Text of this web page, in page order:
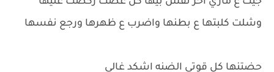
وشلت كلبتها ع بطنها واضرب ع ظهرها ورجع نفسها
حضتنها كل قوتي الضنه اشكد غالي